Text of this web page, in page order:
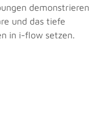
demonstrieren
und das tiefe
in i-flow setzen.